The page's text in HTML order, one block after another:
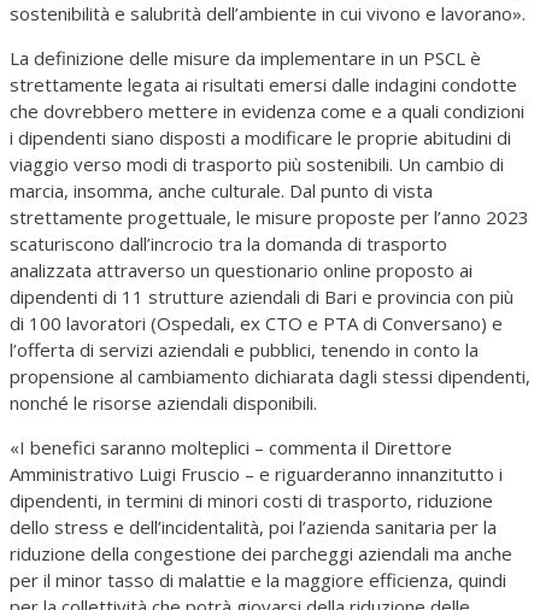
sostenibilità e salubrità dell’ambiente in cui vivono e lavorano».
La definizione delle misure da implementare in un PSCL è
strettamente legata ai risultati emersi dalle indagini condotte
che dovrebbero mettere in evidenza come e a quali condizioni
i dipendenti siano disposti a modificare le proprie abitudini di
viaggio verso modi di trasporto più sostenibili. Un cambio di
marcia, insomma, anche culturale. Dal punto di vista
strettamente progettuale, le misure proposte per l’anno 2023
scaturiscono dall’incrocio tra la domanda di trasporto
analizzata attraverso un questionario online proposto ai
dipendenti di 11 strutture aziendali di Bari e provincia con più
di 100 lavoratori (Ospedali, ex CTO e PTA di Conversano) e
l’offerta di servizi aziendali e pubblici, tenendo in conto la
propensione al cambiamento dichiarata dagli stessi dipendenti,
nonché le risorse aziendali disponibili.
«I benefici saranno molteplici – commenta il Direttore
Amministrativo Luigi Fruscio – e riguarderanno innanzitutto i
dipendenti, in termini di minori costi di trasporto, riduzione
dello stress e dell’incidentalità, poi l’azienda sanitaria per la
riduzione della congestione dei parcheggi aziendali ma anche
per il minor tasso di malattie e la maggiore efficienza, quindi